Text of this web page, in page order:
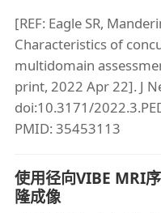
[REF: Eagle SR,
Characteristics of
multidomain
print, 2022 Apr 22]. J
doi:10.3171/
PMID: 35453113
使用径向VIBE MRI
隆成像